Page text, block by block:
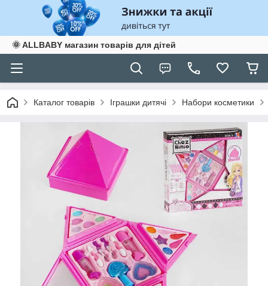
🌞 ALLBABY магазин товарів для дітей
Каталог товарів Іграшки дитячі Набори косметики